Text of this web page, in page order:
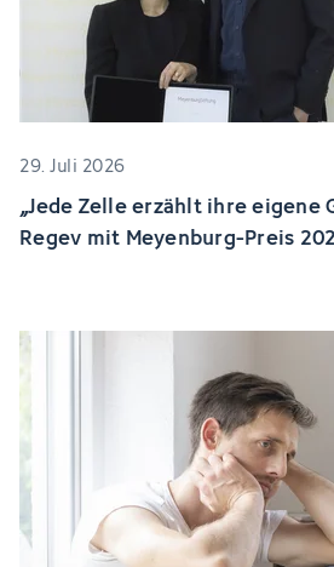
29. Juli 2026
„Jede Zelle erzählt ihre eigene
Regev mit Meyenburg-Preis